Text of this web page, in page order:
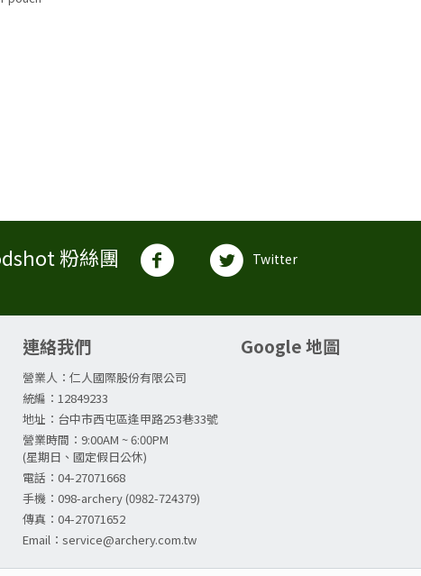
粉絲團 Twitter
連絡我們
營業人：仁人國際股份有限公司
統編：12849233
地址：台中市西屯區逢甲路253巷33號
營業時間：9:00AM ~ 6:00PM
(星期日、國定假日公休)
電話：04-27071668
手機：098-archery (0982-724379)
傳真：04-27071652
Email：service@archery.com.tw
Google 地圖